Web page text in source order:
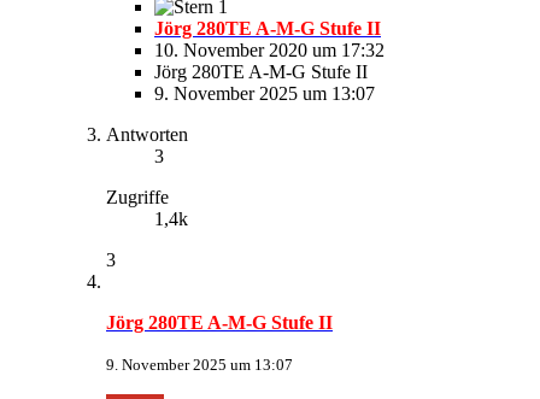
1
Jörg 280TE A-M-G Stufe II
10. November 2020 um 17:32
Jörg 280TE A-M-G Stufe II
9. November 2025 um 13:07
Antworten
3
Zugriffe
1,4k
3
Jörg 280TE A-M-G Stufe II
9. November 2025 um 13:07